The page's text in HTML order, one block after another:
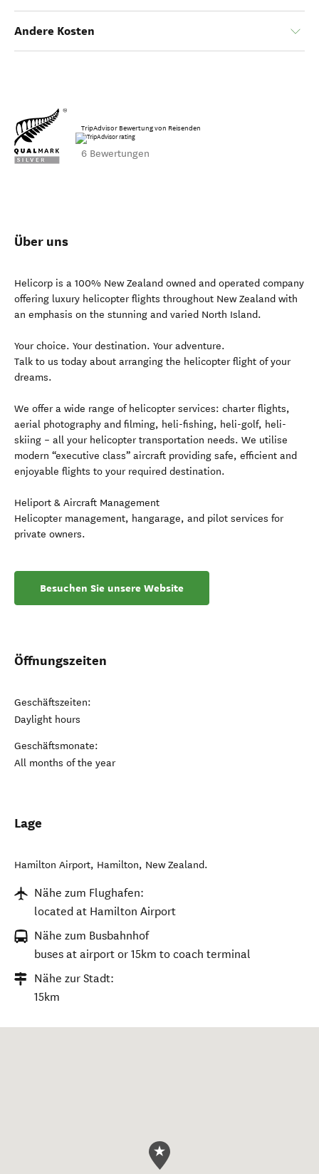
Andere Kosten
TripAdvisor Bewertung von Reisenden
6 Bewertungen
Über uns
Helicorp is a 100% New Zealand owned and operated company
offering luxury helicopter flights throughout New Zealand with
an emphasis on the stunning and varied North Island.
Your choice. Your destination. Your adventure.
Talk to us today about arranging the helicopter flight of your
dreams.
We offer a wide range of helicopter services: charter flights,
aerial photography and filming, heli-fishing, heli-golf, heli-
skiing – all your helicopter transportation needs. We utilise
modern “executive class” aircraft providing safe, efficient and
enjoyable flights to your required destination.
Heliport & Aircraft Management
Helicopter management, hangarage, and pilot services for
private owners.
Besuchen Sie unsere Website
Öffnungszeiten
Geschäftszeiten:
Daylight hours
Geschäftsmonate:
All months of the year
Lage
Hamilton Airport, Hamilton, New Zealand.
Nähe zum Flughafen:
located at Hamilton Airport
Nähe zum Busbahnhof
buses at airport or 15km to coach terminal
Nähe zur Stadt:
15km